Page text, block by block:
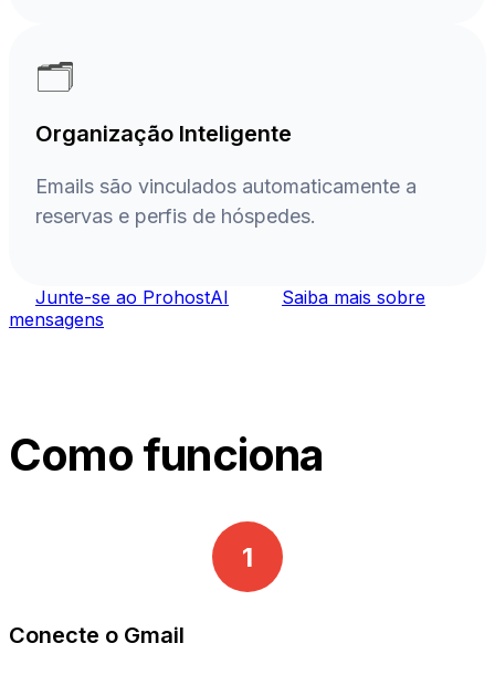
🗂️
Organização Inteligente
Emails são vinculados automaticamente a
reservas e perfis de hóspedes.
Junte-se ao ProhostAI
Saiba mais sobre
mensagens
Como funciona
1
Conecte o Gmail